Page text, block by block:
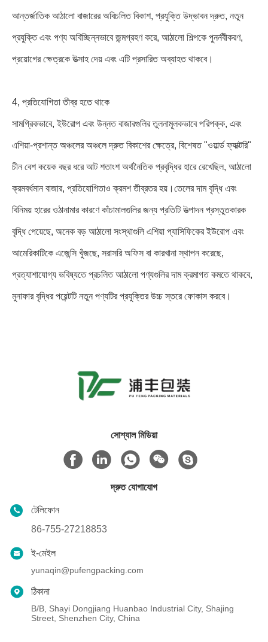
আন্তর্জাতিক আঠালো বাজারের অবিচলিত বিকাশ, প্রযুক্তি উদ্ভাবন দ্রুত, নতুন
প্রযুক্তি এবং পণ্য অবিচ্ছিন্নভাবে জন্মগ্রহণ করে, আঠালো শিল্পকে পুনর্নবীকরণ,
প্রয়োগের ক্ষেত্রকে উত্সাহ দেয় এবং এটি প্রসারিত অব্যাহত থাকবে।
4, প্রতিযোগিতা তীব্র হতে থাকে
সামগ্রিকভাবে, ইউরোপ এবং উন্নত বাজারগুলির তুলনামূলকভাবে পরিপক্ক, এবং
এশিয়া-প্রশান্ত অঞ্চলের অঞ্চলে দ্রুত বিকাশের ক্ষেত্রে, বিশেষত "ওয়ার্ল্ড ফ্যাক্টরি"
চীন বেশ কয়েক বছর ধরে আট শতাংশ অর্থনৈতিক প্রবৃদ্ধির হারে রেখেছিল, আঠালো
ক্রমবর্ধমান বাজার, প্রতিযোগিতাও ক্রমশ তীব্রতর হয়।তেলের দাম বৃদ্ধি এবং
বিনিময় হারের ওঠানামার কারণে কাঁচামালগুলির জন্য প্রতিটি উত্পাদন প্রস্তুতকারক
বৃদ্ধি পেয়েছে, অনেক বড় আঠালো সংস্থাগুলি এশিয়া প্যাসিফিকের ইউরোপ এবং
আমেরিকাটিকে এজেন্সি খুঁজছে, সরাসরি অফিস বা কারখানা স্থাপন করেছে,
প্রত্যাশাযোগ্য ভবিষ্যতে প্রচলিত আঠালো পণ্যগুলির দাম ক্রমাগত কমতে থাকবে,
মুনাফার বৃদ্ধির পয়েন্টটি নতুন পণ্যটির প্রযুক্তির উচ্চ স্তরে ফোকাস করবে।
সোশ্যাল মিডিয়া
দ্রুত যোগাযোগ
টেলিফোন
86-755-27218853
ই-মেইল
yunaqin@pufengpacking.com
ঠিকানা
B/B, Shayi Dongjiang Huanbao Industrial City, Shajing
Street, Shenzhen City, China